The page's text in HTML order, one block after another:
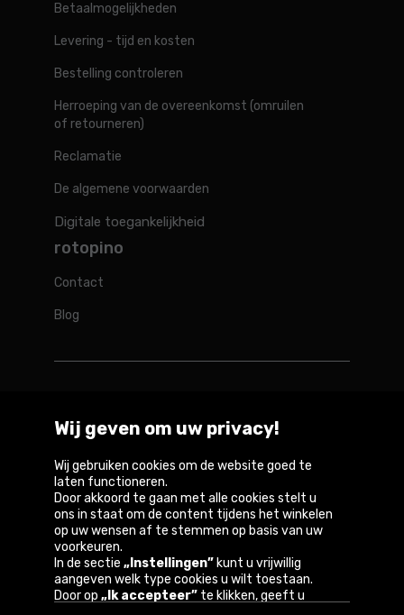
Betaalmogelijkheden
Levering - tijd en kosten
Bestelling controleren
Herroeping van de overeenkomst (omruilen
of retourneren)
Reclamatie
De algemene voorwaarden
Digitale toegankelijkheid
rotopino
Contact
Blog
Belgique België Deutschland France Österreich
Copyright © 2026
Privacybeleid en gebruiksvoorwaarden van de
website
Wij geven om uw privacy!
Wij gebruiken cookies om de website goed te
laten functioneren.
Door akkoord te gaan met alle cookies stelt u
ons in staat om de content tijdens het winkelen
op uw wensen af te stemmen op basis van uw
voorkeuren.
In de sectie „Instellingen” kunt u vrijwillig
aangeven welk type cookies u wilt toestaan.
Door op „Ik accepteer” te klikken, geeft u